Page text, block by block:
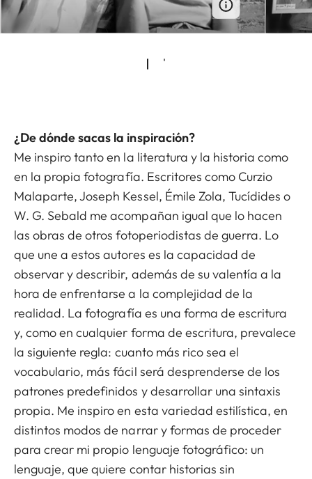
¿De dónde sacas la inspiración?
Me inspiro tanto en la literatura y la historia como
en la propia fotografía. Escritores como Curzio
Malaparte, Joseph Kessel, Émile Zola, Tucídides o
W. G. Sebald me acompañan igual que lo hacen
las obras de otros fotoperiodistas de guerra. Lo
que une a estos autores es la capacidad de
observar y describir, además de su valentía a la
hora de enfrentarse a la complejidad de la
realidad. La fotografía es una forma de escritura
y, como en cualquier forma de escritura, prevalece
la siguiente regla: cuanto más rico sea el
vocabulario, más fácil será desprenderse de los
patrones predefinidos y desarrollar una sintaxis
propia. Me inspiro en esta variedad estilística, en
distintos modos de narrar y formas de proceder
para crear mi propio lenguaje fotográfico: un
lenguaje, que quiere contar historias sin